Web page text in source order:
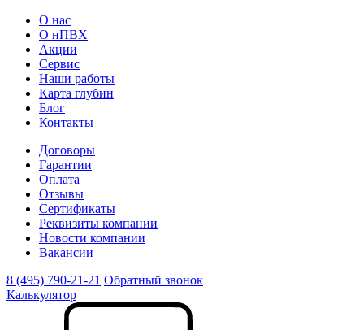
О нас
О нПВХ
Акции
Сервис
Наши работы
Карта глубин
Блог
Контакты
Договоры
Гарантии
Оплата
Отзывы
Сертификаты
Реквизиты компании
Новости компании
Вакансии
8 (495) 790-21-21 Обратный звонок
Калькулятор